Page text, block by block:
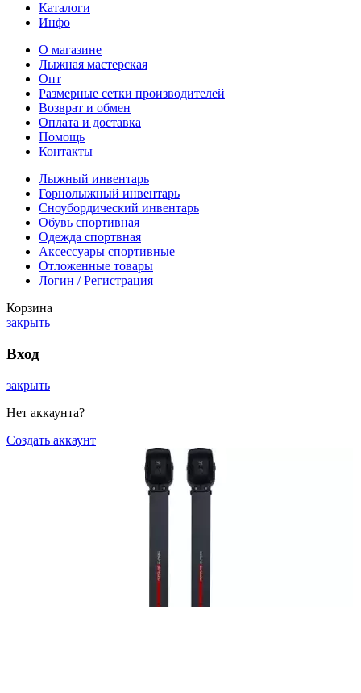
Каталоги
Инфо
О магазине
Лыжная мастерская
Опт
Размерные сетки производителей
Возврат и обмен
Оплата и доставка
Помощь
Контакты
Лыжный инвентарь
Горнолыжный инвентарь
Сноубордический инвентарь
Обувь спортивная
Одежда спортвная
Аксессуары спортивные
Отложенные товары
Логин / Регистрация
Корзина
закрыть
Вход
закрыть
Нет аккаунта?
Создать аккаунт